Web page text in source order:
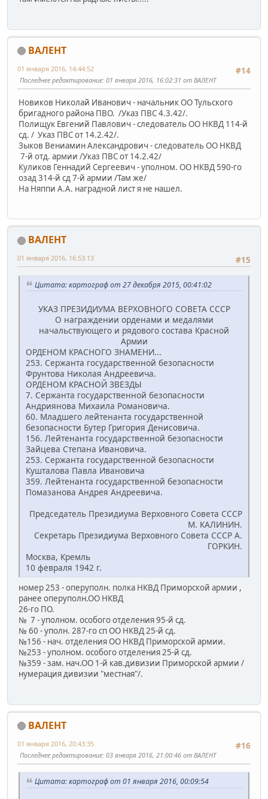
ВАЛЕНТ
#14
01 января 2016, 14:44:52
Последнее редактирование: 01 января 2016, 16:02:31 от ВАЛЕНТ
Новиков Николай Иванович - начальник ОО Тульского
бригадного района ПВО. /Указ ПВС 4.3.42/.
Полищук Евгений Павлович - следователь ОО НКВД 114-й
сд. / Указ ПВС от 14.2.42/.
Зыков Вениамин Александрович - следователь ОО НКВД
7-й отд. армии /Указ ПВС от 14.2.42/
Куликов Геннадий Сергеевич - уполном. ОО НКВД 590-го
озад 314-й сд 7-й армии /Там же/
На Няппи А.А. наградной лист я не нашел.
ВАЛЕНТ
#15
01 января 2016, 16:53:13
Цитата: картограф от 27 декабря 2015, 00:41:02
УКАЗ ПРЕЗИДИУМА ВЕРХОВНОГО СОВЕТА СССР
О награждении орденами и медалями
начальствующего и рядового состава Красной
Армии
ОРДЕНОМ КРАСНОГО ЗНАМЕНИ...
253. Сержанта государственной безопасности
Фрунтова Николая Андреевича.
ОРДЕНОМ КРАСНОЙ ЗВЕЗДЫ
7. Сержанта государственной безопасности
Андриянова Ми­хаила Романовича.
60. Младшего лейтенанта государственной
безопасности Бутер Григория Денисовича.
156. Лейтенанта государственной безопасности
Зайцева Степана Ивановича.
253. Сержанта государственной безопасности
Кушталова Павла Ивановича
359. Лейтенанта государственной безопасности
Помазанова Андрея Андреевича.
Председатель Президиума Верховного Совета СССР
М. КАЛИНИН.
Секретарь Президиума Верховного Совета СССР А.
ГОРКИН.
Москва, Кремль
10 февраля 1942 г.
номер 253 - оперуполн. полка НКВД Приморской армии ,
ранее оперуполн.ОО НКВД
26-го ПО.
№ 7 - уполном. особого отделения 95-й сд.
№ 60 - уполн. 287-го сп ОО НКВД 25-й сд.
№156 - нач. отделения ОО НКВД Приморской армии.
№253 - уполном. особого отделения 25-й сд.
№359 - зам. нач.ОО 1-й кав.дивизии Приморской армии /
нумерация дивизии "местная"/.
ВАЛЕНТ
#16
01 января 2016, 20:43:35
Последнее редактирование: 03 января 2016, 21:00:46 от ВАЛЕНТ
Цитата: картограф от 01 января 2016, 00:09:54